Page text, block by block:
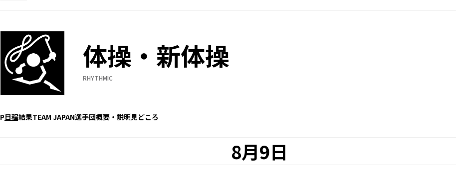
体操・新体操
RHYTHMIC
日程結果TEAM JAPAN選手団概要・説明見どころ
8月9日